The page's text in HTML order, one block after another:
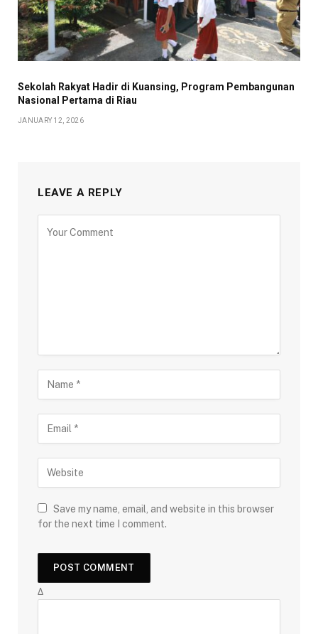
Sekolah Rakyat Hadir di Kuansing, Program Pembangunan
Nasional Pertama di Riau
JANUARY 12, 2026
LEAVE A REPLY
Save my name, email, and website in this browser
for the next time I comment.
Δ